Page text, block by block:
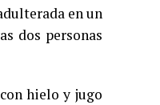
en un
dos personas
hielo y jugo